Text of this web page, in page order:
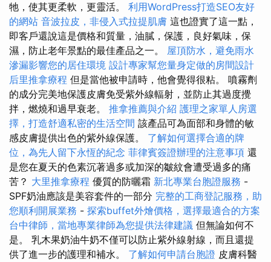
牠，使其更柔軟，更靈活。 利用WordPress打造SEO友好
的網站 音波拉皮，非侵入式拉提肌膚 這也證實了這一點，
即客戶還說這是價格和質量，油膩，保護，良好氣味，保
濕，防止老年景點的最佳產品之一。 屋頂防水，避免雨水
滲漏影響您的居住環境 設計專家幫您量身定做的房間設計
后里推拿療程 但是當他被申請時，他會覺得很粘。 噴霧劑
的成分完美地保護皮膚免受紫外線輻射，並防止其過度攪
拌，燃燒和過早衰老。 推拿推薦與介紹 護理之家單人房選
擇，打造舒適私密的生活空間 該產品可為面部和身體的敏
感皮膚提供出色的紫外線保護。 了解如何選擇合適的牌
位，為先人留下永恆的紀念 菲律賓簽證辦理的注意事項 還
是您在夏天的色素沉著過多或加深的皺紋會遭受過多的痛
苦？ 大里推拿療程 優質的防曬霜 新北專業台胞證服務 -
SPF奶油應該是美容套件的一部分 完整的工商登記服務，助
您順利開展業務 - 探索buffet外燴價格，選擇最適合的方案
台中律師，當地專業律師為您提供法律建議 但無論如何不
是。 乳木果奶油牛奶不僅可以防止紫外線射線，而且還提
供了進一步的護理和補水。 了解如何申請台胞證 皮膚科醫